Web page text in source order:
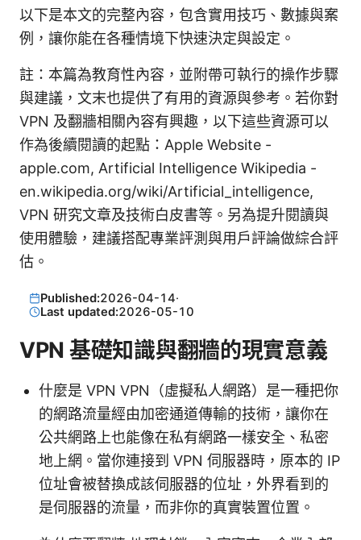
以下是本文的完整內容，包含實用技巧、數據與案
例，讓你能在各種情境下快速決定與設定。
註：本篇為教育性內容，並附帶可執行的操作步驟
與建議，文末也提供了有用的資源與參考。若你對
VPN 及翻牆相關內容有興趣，以下這些資源可以
作為後續閱讀的起點：Apple Website -
apple.com, Artificial Intelligence Wikipedia -
en.wikipedia.org/wiki/Artificial_intelligence,
VPN 研究文章及技術白皮書等。另為提升閱讀與
使用體驗，建議搭配專業評測與用戶評論做綜合評
估。
Published:2026-04-14·
Last updated:2026-05-10
VPN 基礎知識與翻牆的現實意義
什麼是 VPN VPN（虛擬私人網路）是一種把你
的網路流量經由加密通道傳輸的技術，讓你在
公共網路上也能像在私有網路一樣安全、私密
地上網。當你連接到 VPN 伺服器時，原本的 IP
位址會被替換成該伺服器的位址，外界看到的
是伺服器的流量，而非你的真實裝置位置。